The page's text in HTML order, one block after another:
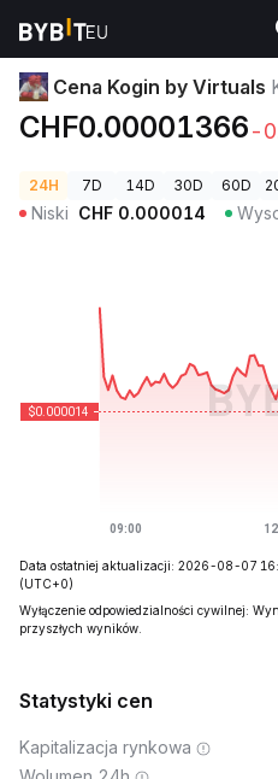
Ceny kryptowalut Cena Kogin by
Cena Kogin by Virtuals
CHF0.00001366-
24H 7D 14D 30D 60D
Niski CHF 0.000014
Data ostatniej aktualizacji: 2026-08-07
(UTC+0)
Wyłączenie odpowiedzialności cywilnej:
przyszłych wyników.
Statystyki cen
Kapitalizacja rynkowa